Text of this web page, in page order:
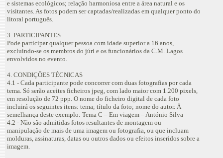
e sistemas ecológicos; relação harmoniosa entre a área natural e os
visitantes. As fotos podem ser captadas/realizadas em qualquer ponto do
litoral português.
3. PARTICIPANTES
Pode participar qualquer pessoa com idade superior a 16 anos,
excluindo-se os membros do júri e os funcionários da C.M. Lagos
envolvidos no evento.
4. CONDIÇÕES TÉCNICAS
4.1 - Cada participante pode concorrer com duas fotografias por cada
tema. Só serão aceites ficheiros jpeg, com lado maior com 1.200 pixels,
em resolução de 72 ppp. O nome do ficheiro digital de cada foto
incluirá os seguintes itens: tema; título da foto; nome do autor. À
semelhança deste exemplo: Tema C – Em viagem – António Silva
4.2 - Não são admitidas fotos resultantes de montagem ou
manipulação de mais de uma imagem ou fotografia, ou que incluam
molduras, assinaturas, datas ou outros dados ou efeitos inseridos sobre a
imagem.